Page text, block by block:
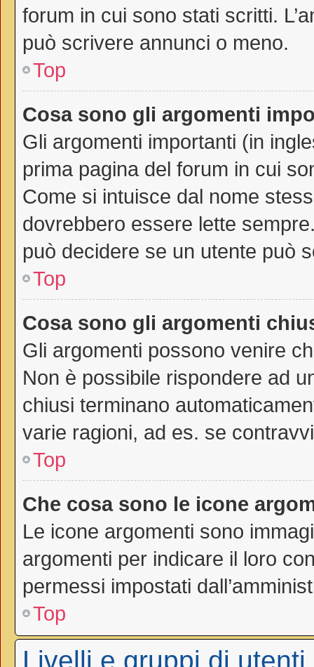
forum in cui sono stati scritti.
può scrivere annunci o meno.
Top
Cosa sono gli argomenti
Gli argomenti importanti (in
prima pagina del forum in cui
Come si intuisce dal nome
dovrebbero essere lette
può decidere se un utente può
Top
Cosa sono gli argomenti
Gli argomenti possono venire
Non è possibile rispondere ad
chiusi terminano
varie ragioni, ad es. se
Top
Che cosa sono le icone
Le icone argomenti sono
argomenti per indicare il loro
permessi impostati
Top
Livelli e gruppi di utenti